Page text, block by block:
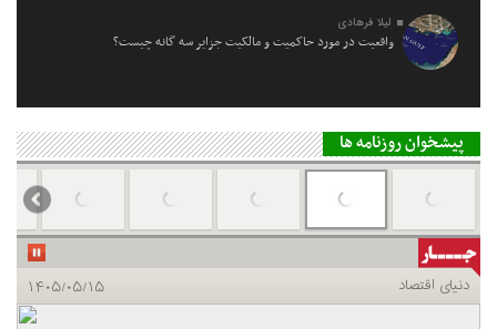
لیلا فرهادی
واقعیت در مورد حاکمیت و مالکیت جزایر سه گانه چیست؟
پیشخوان روزنامه ها